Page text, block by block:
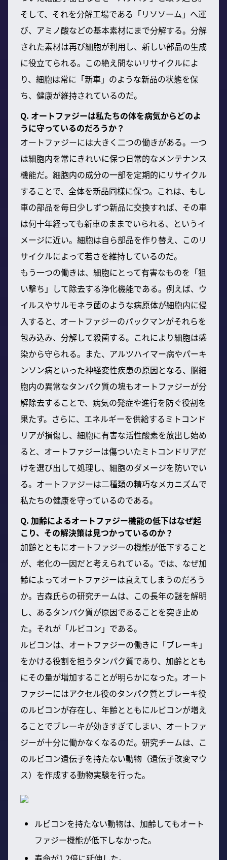
そして、それを分解工場である「リソソーム」へ運
び、アミノ酸などの基本素材にまで分解する。分解
された素材は再び細胞が利用し、新しい部品の生成
に役立てられる。この絶え間ないリサイクルによ
り、細胞は常に「新車」のような新品の状態を保
ち、健康が維持されているのだ。
Q. オートファジーは私たちの体を病気からどのよ
うに守っているのだろうか？
オートファジーには大きく二つの働きがある。一つ
は細胞内を常にきれいに保つ日常的なメンテナンス
機能だ。細胞内の成分の一部を定期的にリサイクル
することで、全体を新品同様に保つ。これは、もし
車の部品を毎日少しずつ新品に交換すれば、その車
は何十年経っても新車のままでいられる、というイ
メージに近い。細胞は自ら部品を作り替え、このリ
サイクルによって若さを維持しているのだ。
もう一つの働きは、細胞にとって有害なものを「狙
い撃ち」して除去する浄化機能である。例えば、ウ
イルスやサルモネラ菌のような病原体が細胞内に侵
入すると、オートファジーのパックマンがそれらを
包み込み、分解して殺菌する。これにより細胞は感
染から守られる。また、アルツハイマー病やパーキ
ンソン病といった神経変性疾患の原因となる、脳細
胞内の異常なタンパク質の塊もオートファジーが分
解除去することで、病気の発症や進行を防ぐ役割を
果たす。さらに、エネルギーを供給するミトコンド
リアが損傷し、細胞に有害な活性酸素を放出し始め
ると、オートファジーは傷ついたミトコンドリアだ
けを選び出して処理し、細胞のダメージを防いでい
る。オートファジーは二種類の精巧なメカニズムで
私たちの健康を守っているのである。
Q. 加齢によるオートファジー機能の低下はなぜ起
こり、その解決策は見つかっているのか？
加齢とともにオートファジーの機能が低下すること
が、老化の一因だと考えられている。では、なぜ加
齢によってオートファジーは衰えてしまうのだろう
か。吉森氏らの研究チームは、この長年の謎を解明
し、あるタンパク質が原因であることを突き止め
た。それが「ルビコン」である。
ルビコンは、オートファジーの働きに「ブレーキ」
をかける役割を担うタンパク質であり、加齢ととも
にその量が増加することが明らかになった。オート
ファジーにはアクセル役のタンパク質とブレーキ役
のルビコンが存在し、年齢とともにルビコンが増え
ることでブレーキが効きすぎてしまい、オートファ
ジーが十分に働かなくなるのだ。研究チームは、こ
のルビコン遺伝子を持たない動物（遺伝子改変マウ
ス）を作成する動物実験を行った。
ルビコンを持たない動物は、加齢してもオート
ファジー機能が低下しなかった。